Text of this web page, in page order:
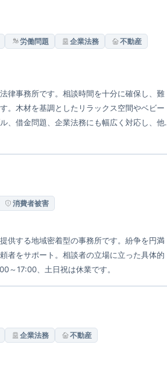
労働問題 企業法務
不動産
律事務所です。相談時間を十分に確保し、難
。木材を基調としたリラックス空間やベビー
、借金問題、企業法務にも幅広く対応し、他
消費者被害
供する地域密着型の事務所です。紛争を円満
者をサポート。相談者の立場に立った具体的
～17:00、土日祝は休業です。
企業法務 不動産